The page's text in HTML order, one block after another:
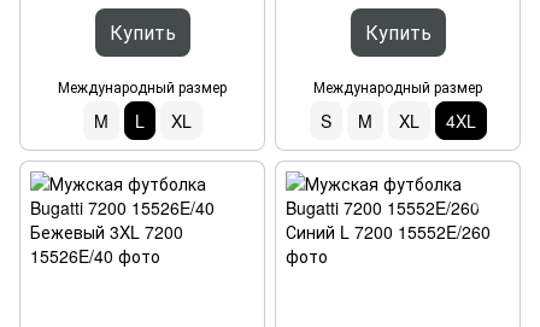
Купить
Международный размер
M L XL
Купить
Международный размер
S M XL 4XL